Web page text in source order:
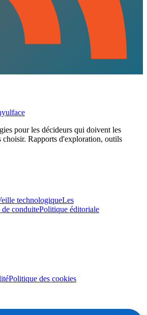
pour les décideurs qui doivent les
choisir. Rapports d'exploration, outils
technologiqueLes
de conduitePolitique éditoriale
Politique des cookies